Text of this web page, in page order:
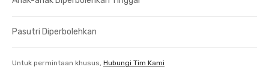
Pasutri Diperbolehkan
Untuk permintaan khusus, Hubungi Tim Kami